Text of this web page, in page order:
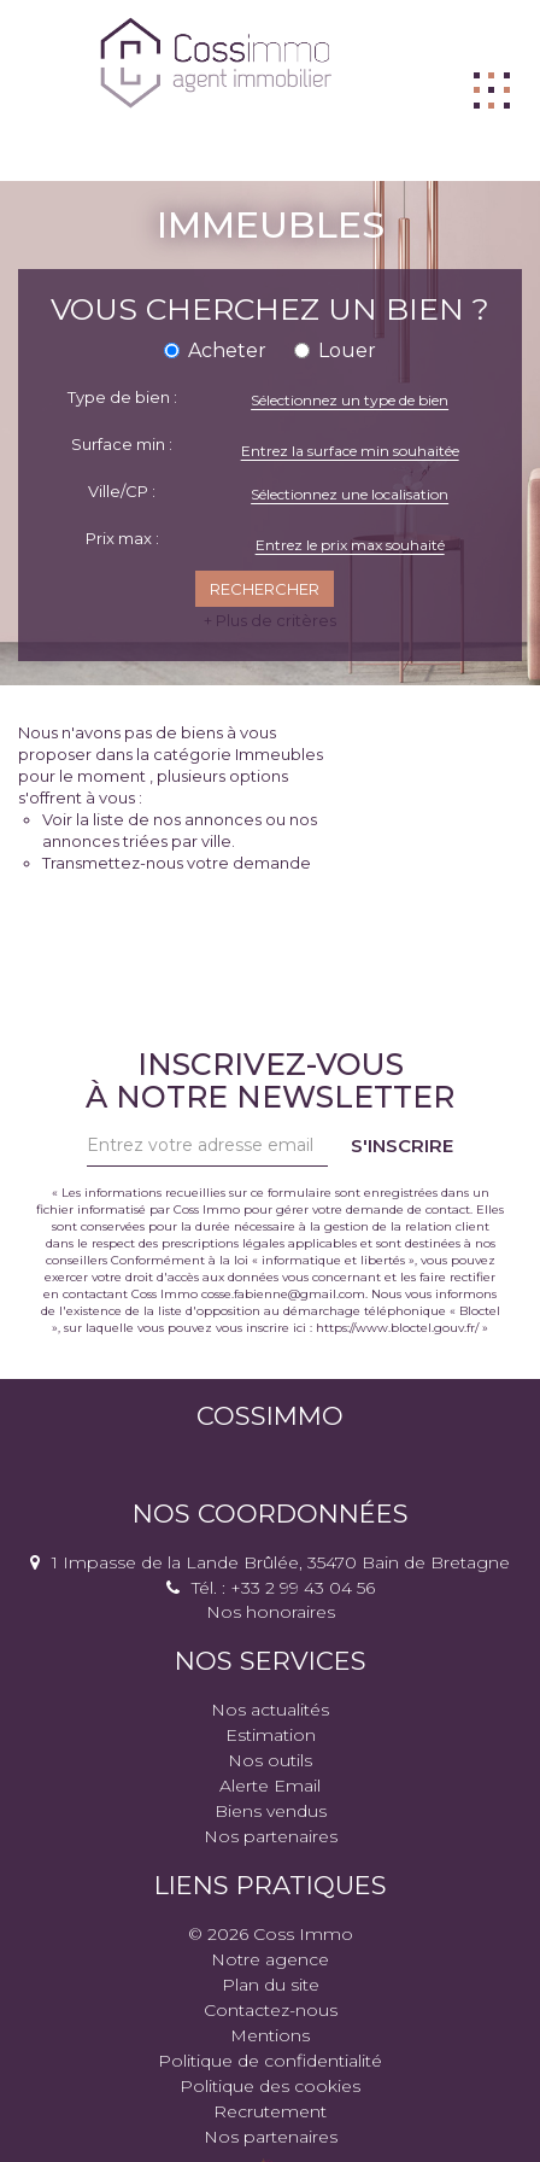
BIENS VENDUS
LOUER
IMMEUBLES
VOUS CHERCHEZ UN BIEN ?
Acheter Louer
Type de bien : Sélectionnez un type de bien
Surface min :
Ville/CP : Sélectionnez une localisation
Prix max :
+ Plus de critères
Nous n'avons pas de biens à vous
proposer dans la catégorie Immeubles
pour le moment , plusieurs options
s'offrent à vous :
Voir la liste de nos annonces ou nos
annonces triées par ville.
Transmettez-nous votre demande
INSCRIVEZ-VOUS
À NOTRE NEWSLETTER
S'INSCRIRE
« Les informations recueillies sur ce formulaire sont enregistrées dans un
fichier informatisé par Coss Immo pour gérer votre demande de contact. Elles
sont conservées pour la durée nécessaire à la gestion de la relation client
dans le respect des prescriptions légales applicables et sont destinées à nos
conseillers Conformément à la loi « informatique et libertés », vous pouvez
exercer votre droit d'accès aux données vous concernant et les faire rectifier
en contactant Coss Immo cosse.fabienne@gmail.com. Nous vous informons
de l'existence de la liste d'opposition au démarchage téléphonique « Bloctel
», sur laquelle vous pouvez vous inscrire ici : https://www.bloctel.gouv.fr/»
COSSIMMO
NOS COORDONNÉES
1 Impasse de la Lande Brûlée, 35470 Bain de Bretagne
Tél. : +33 2 99 43 04 56
Nos honoraires
NOS SERVICES
Nos actualités
Estimation
Nos outils
Alerte Email
Biens vendus
Nos partenaires
LIENS PRATIQUES
© 2026 Coss Immo
Notre agence
Plan du site
Contactez-nous
Mentions
Politique de confidentialité
Politique des cookies
Recrutement
Nos partenaires